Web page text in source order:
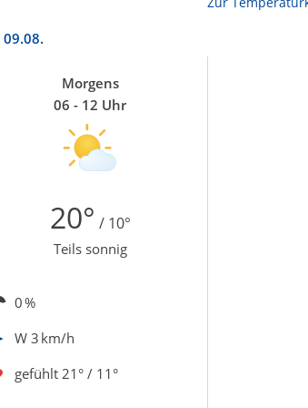
09.08.
Morgens
06 - 12 Uhr
20° / 10°
Teils sonnig
0 %
W 3 km/h
gefühlt 21° / 11°